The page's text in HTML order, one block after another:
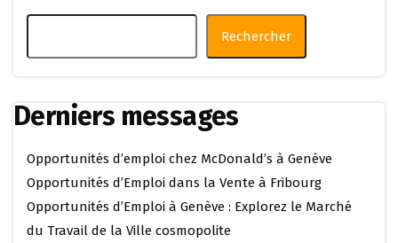
Rechercher
Derniers messages
Opportunités d’emploi chez McDonald’s à Genève
Opportunités d’Emploi dans la Vente à Fribourg
Opportunités d’Emploi à Genève : Explorez le Marché
du Travail de la Ville cosmopolite